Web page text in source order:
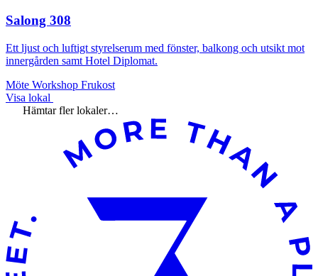
Salong 308
Ett ljust och luftigt styrelserum med fönster, balkong och utsikt mot
innergården samt Hotel Diplomat.
Möte Workshop Frukost
Visa lokal
Hämtar fler lokaler…